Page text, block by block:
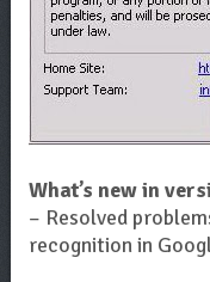
What’s new in
– Resolved
recognition in